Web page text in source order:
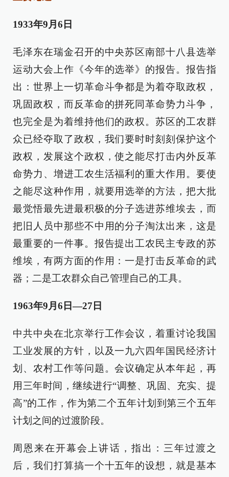
1933年9月6日
毛泽东在瑞金召开的中央苏区南部十八县选举
运动大会上作《今年的选举》的报告。报告指
出：世界上一切革命斗争都是为着夺取政权，
巩固政权，而反革命的拼死同革命势力斗争，
也完全是为着维持他们的政权。苏区的工农群
众已经夺取了政权，我们要时时刻刻保护这个
政权，发展这个政权，使之能尽打击内外反革
命势力、增进工农生活福利的重大作用。要使
之能尽这种作用，就要用选举的方法，把大批
最觉悟最先进最积极的分子选进苏维埃去，而
把旧人员中那些不中用的分子淘汰出来，这是
最重要的一件事。报告提出工农民主专政的苏
维埃，有两方面的作用：一是打击反革命的武
器；二是工农群众自己管理自己的工具。
1963年9月6日—27日
中共中央在北京举行工作会议，着重讨论我国
工业发展的方针，以及一九六四年国民经济计
划、农村工作等问题。会议确定从本年起，再
用三年时间，继续进行“调整、巩固、充实、提
高”的工作，作为第二个五年计划到第三个五年
计划之间的过渡阶段。
周恩来在开幕会上讲话，指出：三年过渡之
后，我们打算搞一个十五年的设想，就是基本